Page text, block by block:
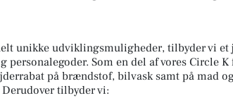
unikke udviklingsmuligheder, tilbyder vi et
personalegoder. Som en del af vores Circle
på brændstof, bilvask samt på mad
tilbyder vi: